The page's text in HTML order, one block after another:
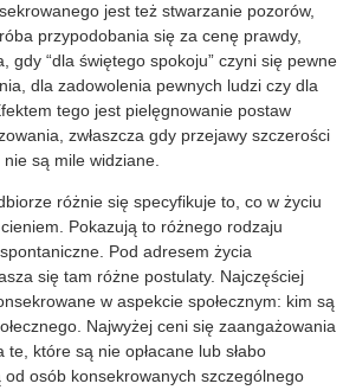
jest też stwarzanie pozorów,
przypodobania się za cenę prawdy,
gdy “dla świętego spokoju” czyni się pewne
dla zadowolenia pewnych ludzi czy dla
tego jest pielęgnowanie postaw
zwłaszcza gdy przejawy szczerości
są mile widziane.
różnie się specyfikuje to, co w życiu
Pokazują to różnego rodzaju
Pod adresem życia
się tam różne postulaty. Najczęściej
w aspekcie społecznym: kim są
Najwyżej ceni się zaangażowania
te, które są nie opłacane lub słabo
od osób konsekrowanych szczególnego